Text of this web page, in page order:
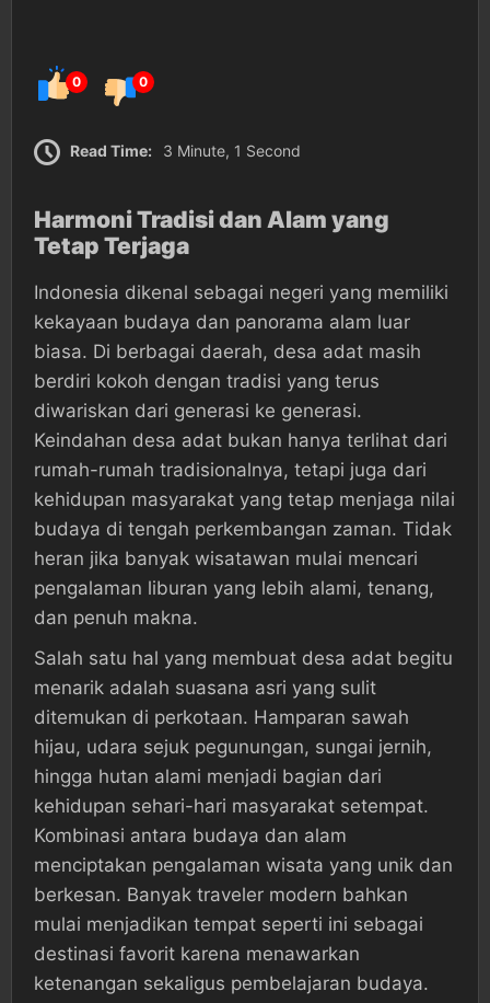
0 0
Read Time: 3 Minute, 1 Second
Harmoni Tradisi dan Alam yang
Tetap Terjaga
Indonesia dikenal sebagai negeri yang memiliki
kekayaan budaya dan panorama alam luar
biasa. Di berbagai daerah, desa adat masih
berdiri kokoh dengan tradisi yang terus
diwariskan dari generasi ke generasi.
Keindahan desa adat bukan hanya terlihat dari
rumah-rumah tradisionalnya, tetapi juga dari
kehidupan masyarakat yang tetap menjaga nilai
budaya di tengah perkembangan zaman. Tidak
heran jika banyak wisatawan mulai mencari
pengalaman liburan yang lebih alami, tenang,
dan penuh makna.
Salah satu hal yang membuat desa adat begitu
menarik adalah suasana asri yang sulit
ditemukan di perkotaan. Hamparan sawah
hijau, udara sejuk pegunungan, sungai jernih,
hingga hutan alami menjadi bagian dari
kehidupan sehari-hari masyarakat setempat.
Kombinasi antara budaya dan alam
menciptakan pengalaman wisata yang unik dan
berkesan. Banyak traveler modern bahkan
mulai menjadikan tempat seperti ini sebagai
destinasi favorit karena menawarkan
ketenangan sekaligus pembelajaran budaya.